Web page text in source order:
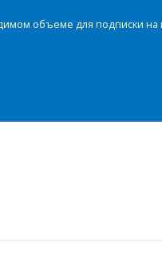
объеме для подписки